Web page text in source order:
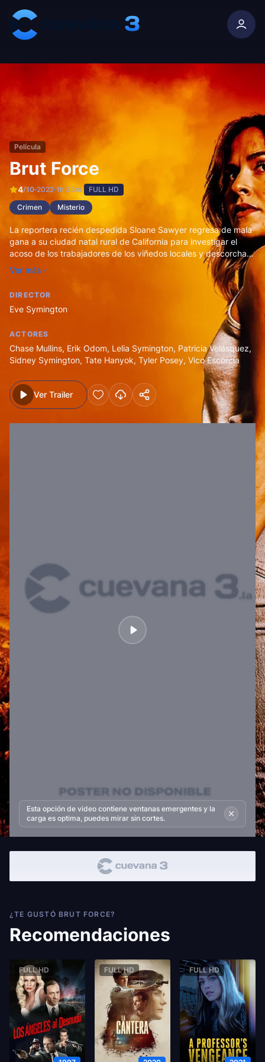
Película
Brut Force
4/10 2022 1h 33m
FULL HD
Crimen
Misterio
La reportera recién despedida Sloane Sawyer regresa de mala
gana a su ciudad natal rural de California para investigar el
acoso de los trabajadores de los viñedos locales y descorcha
una maraña de delincuencia y corrupción detrás de la brillante
fachada de la región vinícola.
Ver más
DIRECTOR
Eve Symington
ACTORES
Chase Mullins, Erik Odom, Lelia Symington, Patricia Velásquez,
Sidney Symington, Tate Hanyok, Tyler Posey, Vico Escorcia
Ver Trailer
Esta opción de video contiene ventanas emergentes y la
carga es optima, puedes mirar sin cortes.
¿TE GUSTÓ BRUT FORCE?
Recomendaciones
FULL HD FULL HD FULL HD